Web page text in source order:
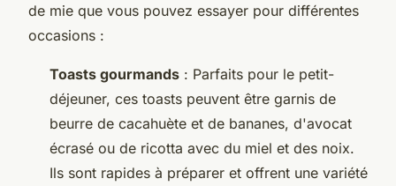
de mie que vous pouvez essayer pour différentes
occasions :
Toasts gourmands : Parfaits pour le petit-
déjeuner, ces toasts peuvent être garnis de
beurre de cacahuète et de bananes, d'avocat
écrasé ou de ricotta avec du miel et des noix.
Ils sont rapides à préparer et offrent une variété